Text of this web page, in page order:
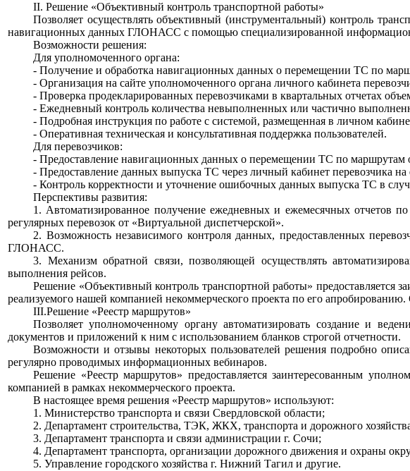
II. Решение «Объективный контроль транспортной работы»
Позволяет осуществлять объективный (инструментальный) контроль
навигационных данных ГЛОНАСС с помощью специализированной
Возможности решения:
Для уполномоченного органа:
- Получение и обработка навигационных данных о перемещении ТС по
- Организация на сайте уполномоченного органа личного кабинета
- Проверка продекларированных перевозчиками в квартальных отчетах
- Ежедневный контроль количества невыполненных или частично
- Подробная инструкция по работе с системой, размещенная в личном
- Оперативная техническая и консультативная поддержка пользователей.
Для перевозчиков:
- Предоставление навигационных данных о перемещении ТС по маршрутам
- Предоставление данных выпуска ТС через личный кабинет перевозчика на
- Контроль корректности и уточнение ошибочных данных выпуска ТС в
Перспективы развития:
1. Автоматизированное получение ежедневных и ежемесячных отчетов
регулярных перевозок от «Виртуальной диспетчерской».
2. Возможность независимого контроля данных, предоставленных
ГЛОНАСС.
3. Механизм обратной связи, позволяющей осуществлять
выполнения рейсов.
Решение «Объективный контроль транспортной работы» предоставляется
реализуемого нашей компанией некоммерческого проекта по его
III.Решение «Реестр маршрутов»
Позволяет уполномоченному органу автоматизировать создание и
документов и приложений к ним с использованием бланков строгой отчетности.
Возможности и отзывы некоторых пользователей решения подробно
регулярно проводимых информационных вебинаров.
Решение «Реестр маршрутов» предоставляется заинтересованным
компанией в рамках некоммерческого проекта.
В настоящее время решения «Реестр маршрутов» используют:
1. Министерство транспорта и связи Свердловской области;
2. Департамент строительства, ТЭК, ЖКХ, транспорта и дорожного
3. Департамент транспорта и связи администрации г. Сочи;
4. Департамент транспорта, организации дорожного движения и охраны
5. Управление городского хозяйства г. Нижний Тагил и другие.